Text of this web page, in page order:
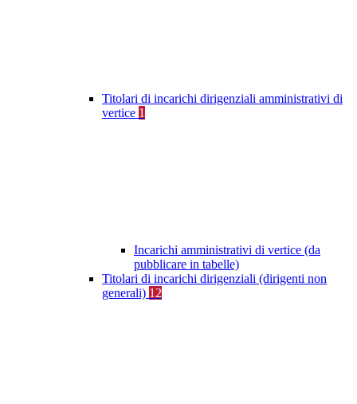
Titolari di incarichi dirigenziali amministrativi di
vertice 1
Incarichi amministrativi di vertice (da
pubblicare in tabelle)
Titolari di incarichi dirigenziali (dirigenti non
generali) 12